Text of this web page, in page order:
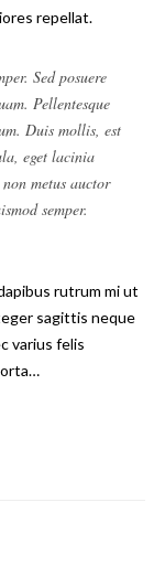
repellat.
Sed posuere
Pellentesque
Duis mollis, est
eget lacinia
metus auctor
semper.
rutrum mi ut
sagittis neque
varius felis